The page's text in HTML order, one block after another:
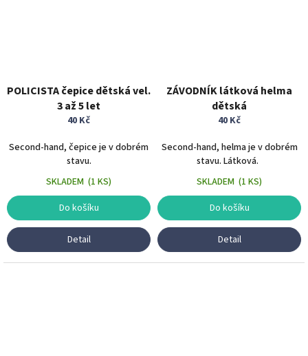
POLICISTA čepice dětská vel.
3 až 5 let
40 Kč
Second-hand, čepice je v dobrém
stavu.
SKLADEM (1 KS)
Do košíku
Detail
ZÁVODNÍK látková helma
dětská
40 Kč
Second-hand, helma je v dobrém
stavu. Látková.
SKLADEM (1 KS)
Do košíku
Detail